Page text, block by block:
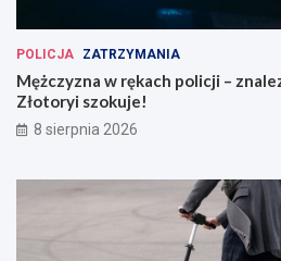
POLICJA ZATRZYMANIA
Mężczyzna w rękach policji –
Złotoryi szokuje!
8 sierpnia 2026